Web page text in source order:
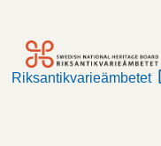
Riksantikvarieämbetet